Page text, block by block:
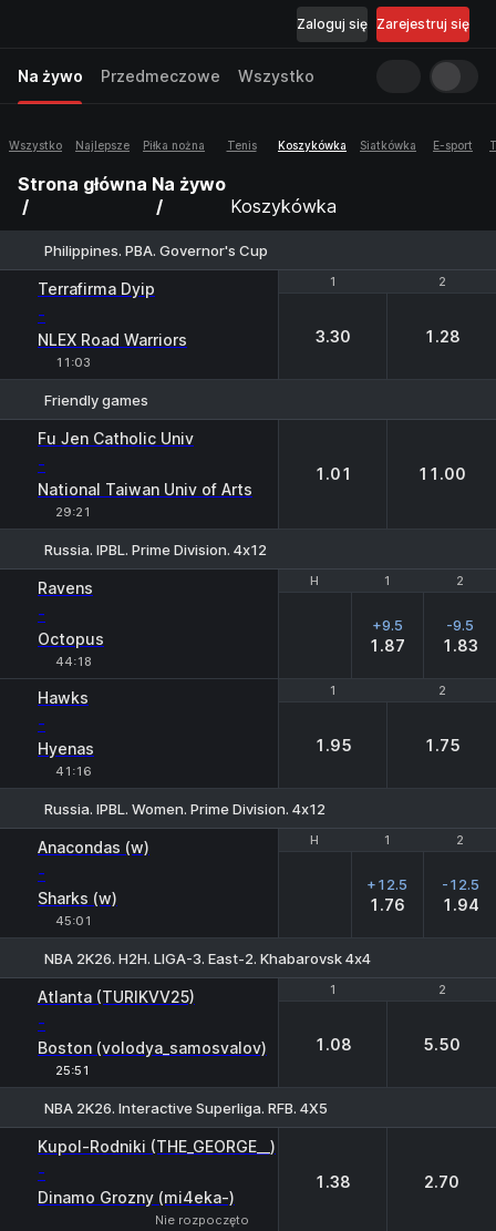
Zarejestruj się
Zaloguj się
Na żywo Przedmeczowe Wszystko
Wszystko Najlepsze Piłka nożna Tenis Koszykówka Siatkówka E-sport
Strona główna Na żywo
Koszykówka
Philippines. PBA. Governor's Cup
1 2
Terrafirma Dyip
-
NLEX Road Warriors
11:03
1 2
3.30 1.28
Friendly games
Fu Jen Catholic Univ
-
National Taiwan Univ of Arts
29:21
1.01 11.00
Russia. IPBL. Prime Division. 4х12
H 1 2
Ravens
-
Octopus
44:18
H 1 2
+9.5
1.87
-9.5
1.83
1 2
Hawks
-
Hyenas
41:16
1 2
1.95 1.75
Russia. IPBL. Women. Prime Division. 4х12
H 1 2
Anacondas (w)
-
Sharks (w)
45:01
H 1 2
+12.5
1.76
-12.5
1.94
NBA 2K26. H2H. LIGA-3. East-2. Khabarovsk 4х4
1 2
Atlanta (TURIKVV25)
-
Boston (volodya_samosvalov)
25:51
1 2
1.08 5.50
NBA 2K26. Interactive Superliga. RFB. 4X5
Kupol-Rodniki (THE_GEORGE__)
-
Dinamo Grozny (mi4eka-)
Nie rozpoczęto
1.38 2.70